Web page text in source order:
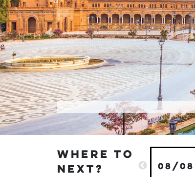
Previous
WHERE TO
NEXT?
08/08